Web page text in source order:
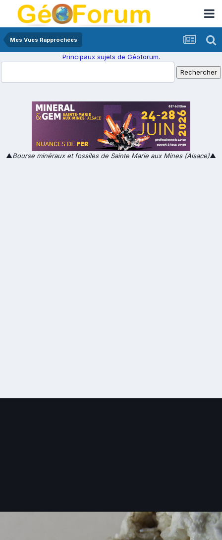
Mes Vues Rapprochées
Principaux sujets de Géoforum.
▲Bourse minéraux et fossiles de Sainte Marie aux Mines (Alsace)▲